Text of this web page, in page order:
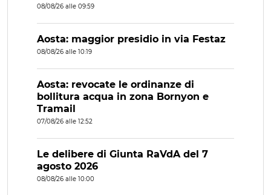
08/08/26 alle 09:59
Aosta: maggior presidio in via Festaz
08/08/26 alle 10:19
Aosta: revocate le ordinanze di
bollitura acqua in zona Bornyon e
Tramail
07/08/26 alle 12:52
Le delibere di Giunta RaVdA del 7
agosto 2026
08/08/26 alle 10:00